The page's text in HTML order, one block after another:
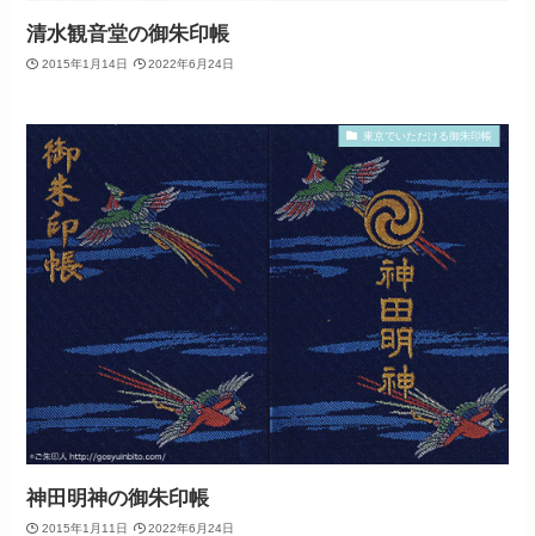
清水観音堂の御朱印帳
2015年1月14日 2022年6月24日
東京でいただける御朱印帳
神田明神の御朱印帳
2015年1月11日 2022年6月24日